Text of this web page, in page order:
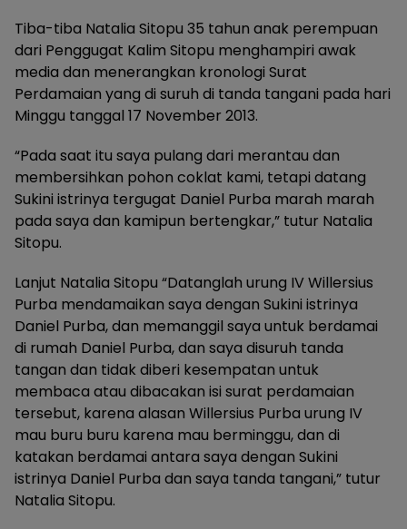
Tiba-tiba Natalia Sitopu 35 tahun anak perempuan
dari Penggugat Kalim Sitopu menghampiri awak
media dan menerangkan kronologi Surat
Perdamaian yang di suruh di tanda tangani pada hari
Minggu tanggal 17 November 2013.
“Pada saat itu saya pulang dari merantau dan
membersihkan pohon coklat kami, tetapi datang
Sukini istrinya tergugat Daniel Purba marah marah
pada saya dan kamipun bertengkar,” tutur Natalia
Sitopu.
Lanjut Natalia Sitopu “Datanglah urung IV Willersius
Purba mendamaikan saya dengan Sukini istrinya
Daniel Purba, dan memanggil saya untuk berdamai
di rumah Daniel Purba, dan saya disuruh tanda
tangan dan tidak diberi kesempatan untuk
membaca atau dibacakan isi surat perdamaian
tersebut, karena alasan Willersius Purba urung IV
mau buru buru karena mau berminggu, dan di
katakan berdamai antara saya dengan Sukini
istrinya Daniel Purba dan saya tanda tangani,” tutur
Natalia Sitopu.